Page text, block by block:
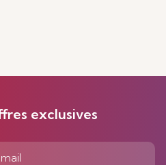
exclusives